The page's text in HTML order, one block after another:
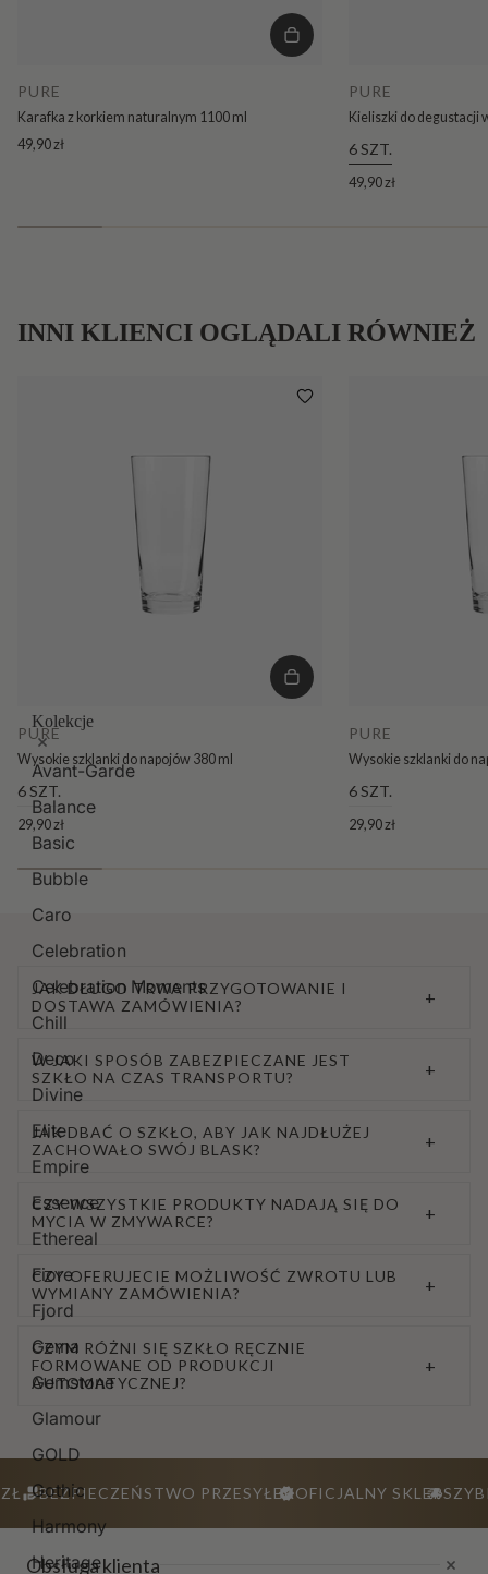
Kolekcje
Avant-Garde
Balance
Basic
Bubble
Caro
Celebration
Celebration Moments
Chill
Deco
Divine
Elite
Empire
Essence
Ethereal
Fiore
Fjord
Gema
Gemstone
Glamour
GOLD
Gothic
Harmony
Heritage
PURE
Karafka z korkiem naturalnym 1100 ml
49,90 zł
PURE
Kieliszki do degustacji
6 SZT.
49,90 zł
INNI KLIENCI OGLĄDALI RÓWNIEŻ
PURE
Wysokie szklanki do napojów 380 ml
6 SZT.
29,90 zł
PURE
Wysokie szklanki do
6 SZT.
29,90 zł
JAK DŁUGO TRWA PRZYGOTOWANIE I
DOSTAWA ZAMÓWIENIA?
+
W JAKI SPOSÓB ZABEZPIECZANE JEST
SZKŁO NA CZAS TRANSPORTU?
+
JAK DBAĆ O SZKŁO, ABY JAK NAJDŁUŻEJ
ZACHOWAŁO SWÓJ BLASK?
+
CZY WSZYSTKIE PRODUKTY NADAJĄ SIĘ DO
MYCIA W ZMYWARCE?
+
CZY OFERUJECIE MOŻLIWOŚĆ ZWROTU LUB
WYMIANY ZAMÓWIENIA?
+
CZYM RÓŻNI SIĘ SZKŁO RĘCZNIE
FORMOWANE OD PRODUKCJI
AUTOMATYCZNEJ?
+
BEZPIECZEŃSTWO PRZESYŁEKOFICJALNY SKLEP
Obsługa klienta